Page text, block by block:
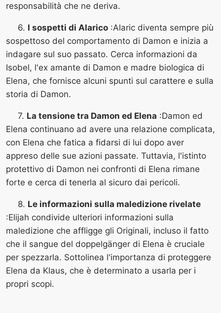
responsabilità che ne deriva.
6. I sospetti di Alarico :Alaric diventa sempre più
sospettoso del comportamento di Damon e inizia a
indagare sul suo passato. Cerca informazioni da
Isobel, l'ex amante di Damon e madre biologica di
Elena, che fornisce alcuni spunti sul carattere e sulla
storia di Damon.
7. La tensione tra Damon ed Elena :Damon ed
Elena continuano ad avere una relazione complicata,
con Elena che fatica a fidarsi di lui dopo aver
appreso delle sue azioni passate. Tuttavia, l'istinto
protettivo di Damon nei confronti di Elena rimane
forte e cerca di tenerla al sicuro dai pericoli.
8. Le informazioni sulla maledizione rivelate
:Elijah condivide ulteriori informazioni sulla
maledizione che affligge gli Originali, incluso il fatto
che il sangue del doppelgänger di Elena è cruciale
per spezzarla. Sottolinea l'importanza di proteggere
Elena da Klaus, che è determinato a usarla per i
propri scopi.